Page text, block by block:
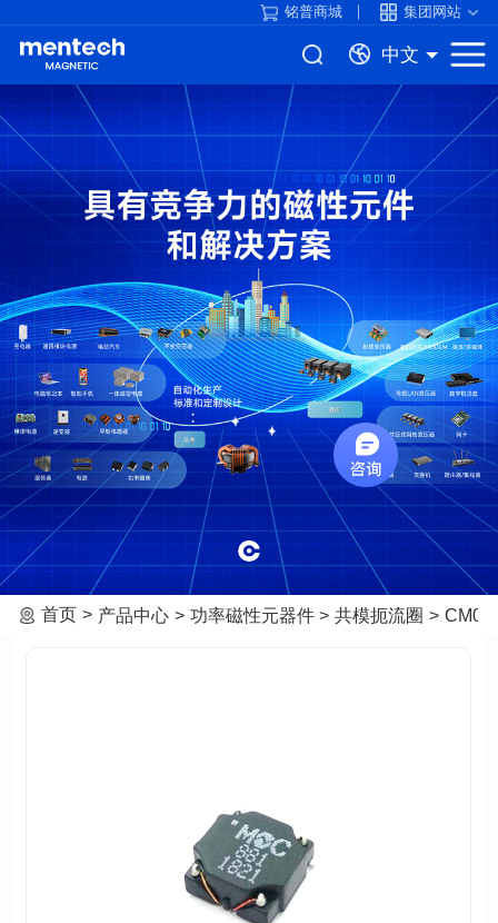
铭普商城 集团网站
中文
首页 产品中心 功率磁性元器件 共模扼流圈